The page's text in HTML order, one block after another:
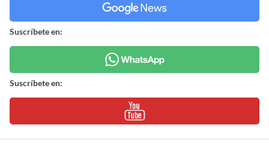
Suscríbete en:
Suscríbete en: